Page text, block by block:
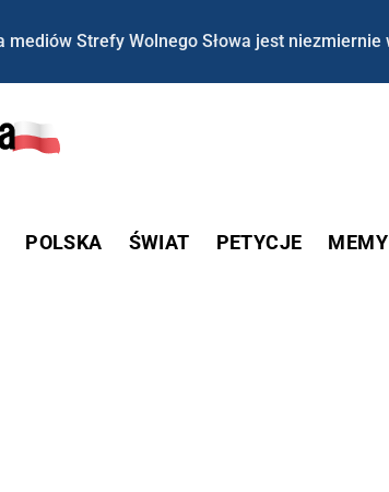
mediów Strefy Wolnego Słowa jest
POLSKA ŚWIAT PETYCJE MEMY